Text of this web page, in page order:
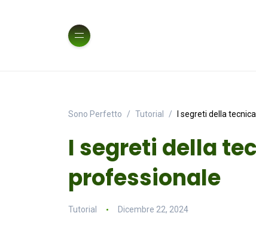
Sono Perfetto Tutorial I segreti della
I segreti della
professionale
Tutorial Dicembre 22, 2024